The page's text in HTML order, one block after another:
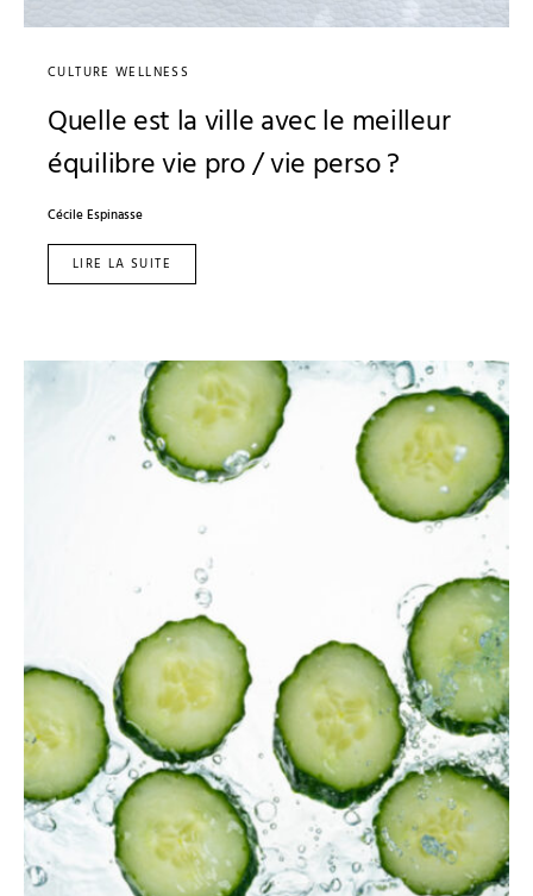
CULTURE WELLNESS
Quelle est la ville avec le meilleur
équilibre vie pro / vie perso ?
Cécile Espinasse
LIRE LA SUITE